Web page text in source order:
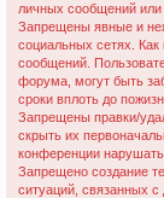
личных сообщений или
Запрещены явные и
социальных сетях.
сообщений.
форума, могут быть
сроки вплоть до
Запрещены правки/
скрыть их
конференции
Запрещено создание
ситуаций, связанных